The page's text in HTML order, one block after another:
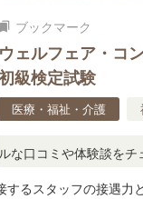
bookmarks ブックマーク
ウェルフェア・コ
級検定試験
医療・福祉・介護
コミや体験談をチェ
するスタッフの接遇力